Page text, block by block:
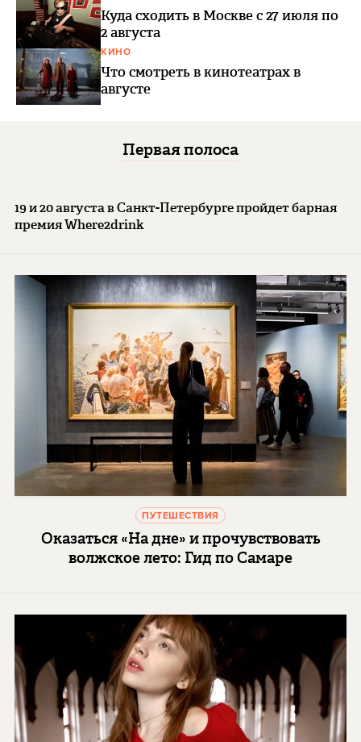
Куда сходить в Москве с 27 июля по
2 августа
КИНО
Что смотреть в кинотеатрах в
августе
Первая полоса
19 и 20 августа в Санкт-Петербурге пройдет барная
премия Where2drink
ПУТЕШЕСТВИЯ
Оказаться «На дне» и прочувствовать
волжское лето: Гид по Самаре